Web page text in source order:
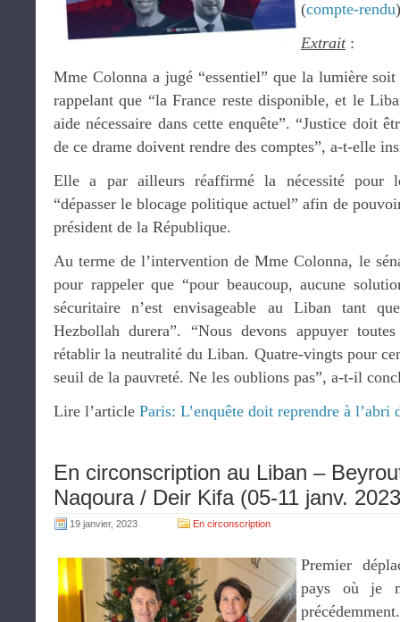
(compte-rendu
Extrait:
Mme Colonna a jugé “essentiel” que la lumière
rappelant que “la France reste disponible, et le
aide nécessaire dans cette enquête”. “Justice doit
de ce drame doivent rendre des comptes”, a-t-elle
Elle a par ailleurs réaffirmé la nécessité pour
“dépasser le blocage politique actuel” afin de
président de la République.
Au terme de l’intervention de Mme Colonna, le
pour rappeler que “pour beaucoup, aucune
sécuritaire n’est envisageable au Liban tant
Hezbollah durera”. “Nous devons appuyer
rétablir la neutralité du Liban. Quatre-vingts pour
seuil de la pauvreté. Ne les oublions pas”, a-t-il
Lire l’article Paris: L’enquête doit reprendre à l’abri
En circonscription au Liban –
Naqoura / Deir Kifa (05-11 janv.
19 janvier, 2023 En circonscription
Premier
pays où je